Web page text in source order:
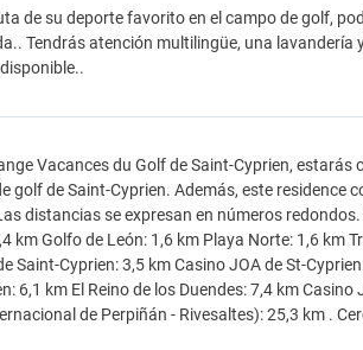
de su deporte favorito en el campo de golf,
Tendrás atención multilingüe, una lavandería
Vacances du Golf de Saint-Cyprien,
golf de Saint-Cyprien. Además, este residence
distancias se expresan en números
km Golfo de León: 1,6 km Playa Norte: 1,6 km
Saint-Cyprien: 3,5 km Casino JOA de St-
6,1 km El Reino de los Duendes: 7,4 km
de Perpiñán - Rivesaltes): 25,3 km .